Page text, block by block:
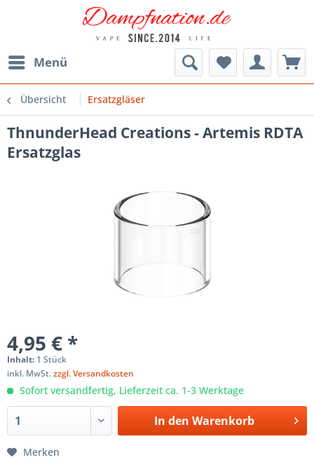
Menü
Übersicht Ersatzgläser
ThnunderHead Creations - Artemis RDTA
Ersatzglas
4,95 € *
Inhalt: 1 Stück
inkl. MwSt.zzgl. Versandkosten
Sofort versandfertig, Lieferzeit ca. 1-3 Werktage
In den Warenkorb
Merken